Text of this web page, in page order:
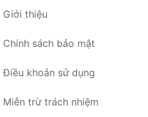
Giới thiệu
Chính sách bảo mật
Điều khoản sử dụng
Miễn trừ trách nhiệm